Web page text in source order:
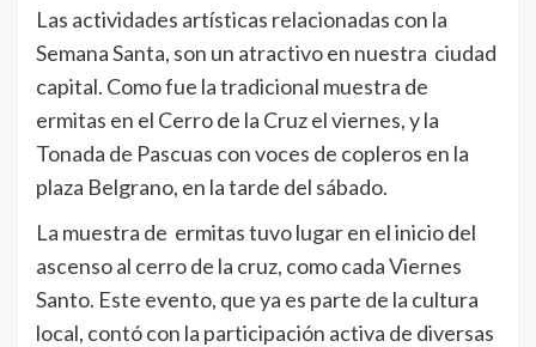
Las actividades artísticas relacionadas con la
Semana Santa, son un atractivo en nuestra ciudad
capital. Como fue la tradicional muestra de
ermitas en el Cerro de la Cruz el viernes, y la
Tonada de Pascuas con voces de copleros en la
plaza Belgrano, en la tarde del sábado.
La muestra de ermitas tuvo lugar en el inicio del
ascenso al cerro de la cruz, como cada Viernes
Santo. Este evento, que ya es parte de la cultura
local, contó con la participación activa de diversas